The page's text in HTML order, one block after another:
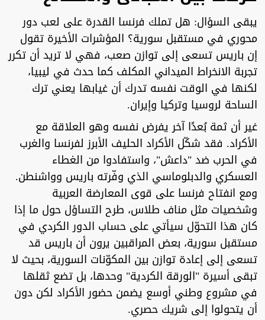
‏يبقى السؤال: هل تملك فرنسا القدرة على لعب دور
محوري في مستقبل سورية؟ المؤشرات الأخيرة تقول
إن باريس تسعى إلى توازن صعب، فهي لا تريد أن تكرر
تجربة الانخراط الميداني المكلف كما حدث في ليبيا،
لكنها في الوقت نفسه تدرك أن غيابها يعني ترك
الساحة لروسيا وتركيا وإيران.
‏غير أن ثمة بُعدًا آخر يفرض نفسه وهو العلاقة مع
الأكراد. فقد شكّل الأكراد الحليف الأبرز لفرنسا والغرب
في الحرب ضد "داعش"، واستفادوا من الغطاء
العسكري والدبلوماسي الذي وفّرته باريس وواشنطن.
ومع انفتاح فرنسا على قوى المعارضة العربية
وشخصيات مثل مناف طلاس، طرح التساؤل حول ما إذا
كان هذا التحوّل سيأتي على حساب الدور الكردي في
مستقبل سورية، بعض المراقبين يرون أن باريس قد
تسعى إلى إعادة توازن بين المكوّنات السورية، بحيث لا
تبقى أسيرة "الورقة الكردية" وحدها، بل تضع ثقلها
في مشروع وطني أوسع يضمن حضور الأكراد لكن دون
أن يتحولوا إلى شريك حصري.